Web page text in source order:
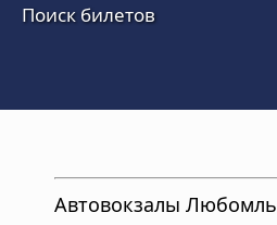
Поиск билетов
Автовокзалы Любомль